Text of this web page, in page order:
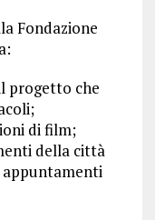
Fondazione
progetto che
di film;
della città
appuntamenti